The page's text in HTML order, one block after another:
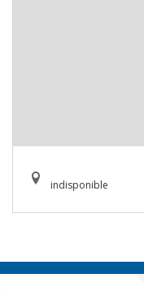
indisponible